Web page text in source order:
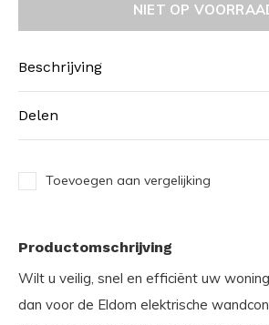
NIET OP
Beschrijving
Delen
Toevoegen aan vergelijking
Productomschrijving
Wilt u veilig, snel en efficiënt uw
dan voor de Eldom elektrische